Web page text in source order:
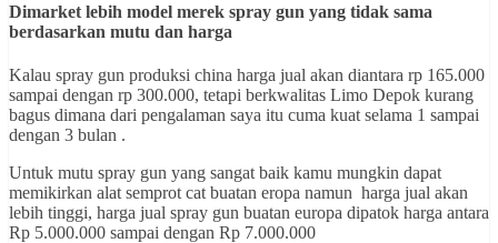
Dimarket lebih model merek spray gun yang tidak sama
berdasarkan mutu dan harga
Kalau spray gun produksi china harga jual akan diantara rp 165.000
sampai dengan rp 300.000, tetapi berkwalitas Limo Depok kurang
bagus dimana dari pengalaman saya itu cuma kuat selama 1 sampai
dengan 3 bulan .
Untuk mutu spray gun yang sangat baik kamu mungkin dapat
memikirkan alat semprot cat buatan eropa namun harga jual akan
lebih tinggi, harga jual spray gun buatan europa dipatok harga antara
Rp 5.000.000 sampai dengan Rp 7.000.000